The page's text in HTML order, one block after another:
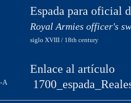
A
Espada para oficial
Royal Armies officer's
siglo XVIII / 18th century
Enlace al artículo